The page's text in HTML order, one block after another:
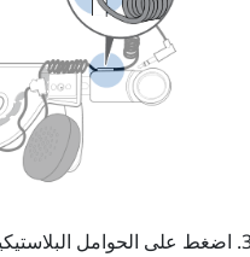
اضغط على الحوامل